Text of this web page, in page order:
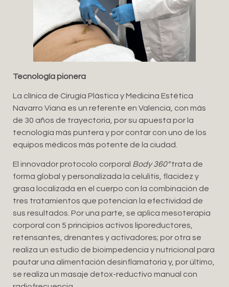
Tecnología pionera
La clínica de Cirugía Plástica y Medicina Estética
Navarro Viana es un referente en Valencia, con más
de 30 años de trayectoria, por su apuesta por la
tecnología más puntera y por contar con uno de los
equipos médicos más potente de la ciudad.
El innovador protocolo corporal Body 360°trata de
forma global y personalizada la celulitis, flacidez y
grasa localizada en el cuerpo con la combinación de
tres tratamientos que potencian la efectividad de
sus resultados. Por una parte, se aplica mesoterapia
corporal con 5 principios activos liporeductores,
retensantes, drenantes y activadores; por otra se
realiza un estudio de bioimpedencia y nutricional para
pautar una alimentación desinflamatoria y, por último,
se realiza un masaje detox-reductivo manual con